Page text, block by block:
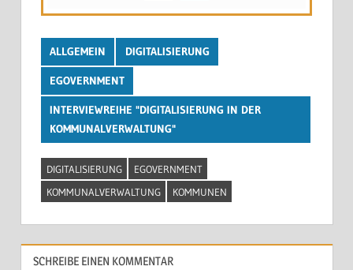
ALLGEMEIN DIGITALISIERUNG
EGOVERNMENT
INTERVIEWREIHE "DIGITALISIERUNG IN DER
KOMMUNALVERWALTUNG"
DIGITALISIERUNG
EGOVERNMENT
KOMMUNALVERWALTUNG
KOMMUNEN
SCHREIBE EINEN KOMMENTAR